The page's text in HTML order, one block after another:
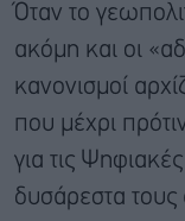
Όταν το
ακόμη και οι
κανονισμοί
που μέχρι
για τις
δυσάρεστα τους